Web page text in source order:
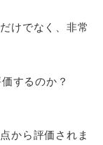
けでなく、非常
するのか？
から評価されま